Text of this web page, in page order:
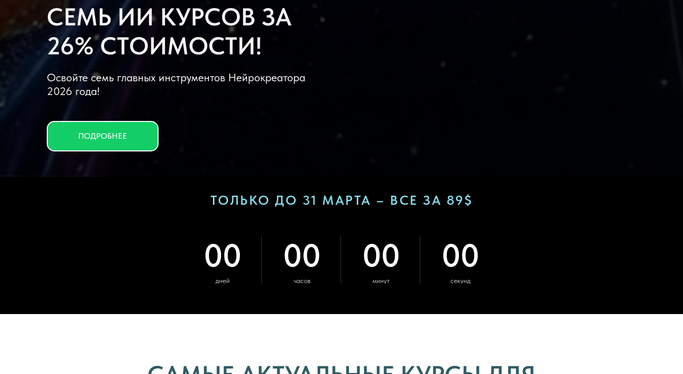
СЕМЬ ИИ КУРСОВ ЗА
26% СТОИМОСТИ!
Освойте семь главных инструментов Нейрокреатора
2026 года!
ПОДРОБНЕЕ
ТОЛЬКО ДО 31 МАРТА – ВСЕ ЗА 89$
00
дней
00
часов
00
минут
00
секунд